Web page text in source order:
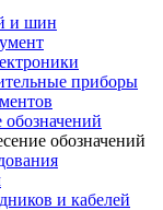
и шин
приборы
обозначений
и кабелей